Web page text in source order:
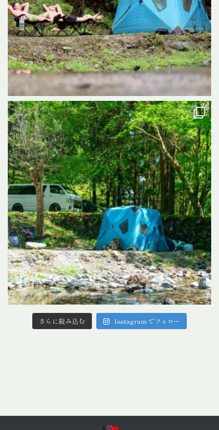
さらに読み込む Instagram でフォロー